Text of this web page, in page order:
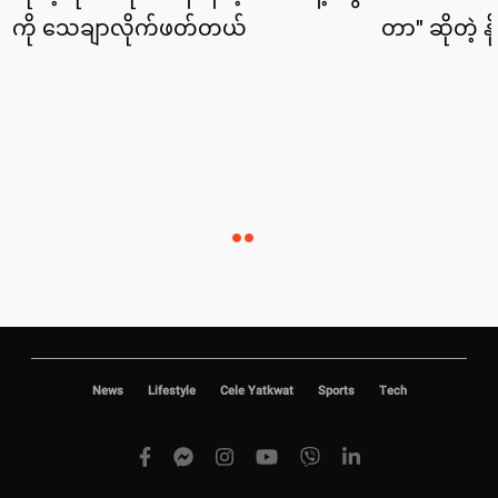
News Lifestyle Cele Yatkwat Sports Tech